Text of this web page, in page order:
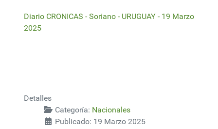
Diario CRONICAS - Soriano - URUGUAY - 19 Marzo
2025
Detalles
Categoría: Nacionales
Publicado: 19 Marzo 2025